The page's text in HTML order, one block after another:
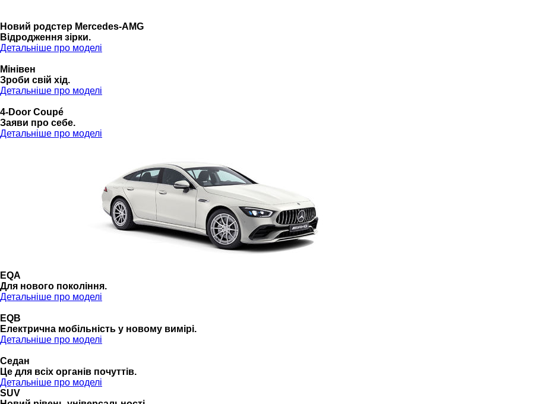
Новий родстер Mercedes-AMG
Відродження зірки.
Детальніше про моделі
Мінівен
Зроби свій хід.
Детальніше про моделі
4-Door Coupé
Заяви про себе.
Детальніше про моделі
EQA
Для нового покоління.
Детальніше про моделі
EQB
Електрична мобільність у новому вимірі.
Детальніше про моделі
Седан
Це для всіх органів почуттів.
Детальніше про моделі
SUV